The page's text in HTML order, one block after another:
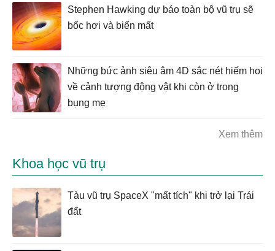
Stephen Hawking dự báo toàn bộ vũ trụ sẽ
bốc hơi và biến mất
Những bức ảnh siêu âm 4D sắc nét hiếm hoi
về cảnh tượng động vật khi còn ở trong
bụng mẹ
Xem thêm
Khoa học vũ trụ
Tàu vũ trụ SpaceX "mất tích" khi trở lại Trái
đất